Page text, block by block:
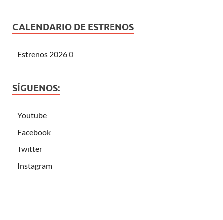
CALENDARIO DE ESTRENOS
Estrenos 20260
SÍGUENOS:
Youtube
Facebook
Twitter
Instagram